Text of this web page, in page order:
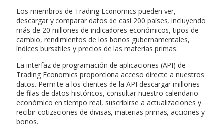
Los miembros de Trading Economics pueden ver,
descargar y comparar datos de casi 200 países, incluyendo
más de 20 millones de indicadores económicos, tipos de
cambio, rendimientos de los bonos gubernamentales,
índices bursátiles y precios de las materias primas.
La interfaz de programación de aplicaciones (API) de
Trading Economics proporciona acceso directo a nuestros
datos. Permite a los clientes de la API descargar millones
de filas de datos históricos, consultar nuestro calendario
económico en tiempo real, suscribirse a actualizaciones y
recibir cotizaciones de divisas, materias primas, acciones y
bonos.